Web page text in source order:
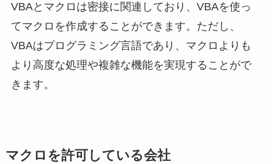
VBAとマクロは密接に関連しており、VBAを使っ
てマクロを作成することができます。ただし、
VBAはプログラミング言語であり、マクロよりも
より高度な処理や複雑な機能を実現することがで
きます。
マクロを許可している会社